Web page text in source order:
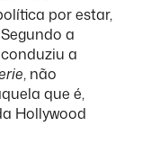
por estar,
a
a
, não
que é,
Hollywood